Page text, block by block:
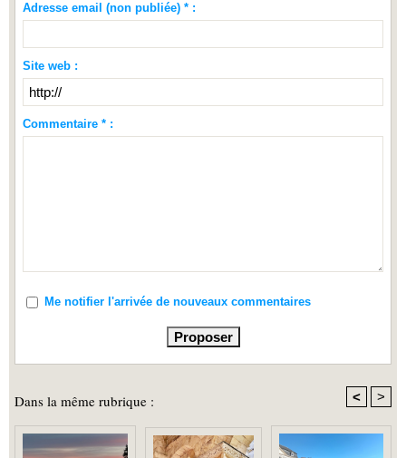
Adresse email (non publiée) * :
Site web :
Commentaire * :
Me notifier l'arrivée de nouveaux commentaires
Dans la même rubrique : < >